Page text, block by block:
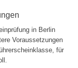
in Berlin
Voraussetzungen
für